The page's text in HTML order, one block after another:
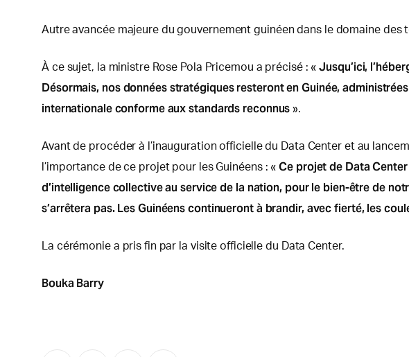
Autre avancée majeure du gouvernement guinéen dans le domaine des
À ce sujet, la ministre Rose Pola Pricemou a précisé : «Jusqu’ici,
Désormais, nos données stratégiques resteront en Guinée,
internationale conforme aux standards reconnus».
Avant de procéder à l’inauguration officielle du Data Center et au
l’importance de ce projet pour les Guinéens : «Ce projet de Data
d’intelligence collective au service de la nation, pour le bien-être de
s’arrêtera pas. Les Guinéens continueront à brandir, avec fierté, les
La cérémonie a pris fin par la visite officielle du Data Center.
Bouka Barry